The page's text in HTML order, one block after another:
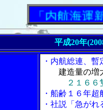
「内航海運新聞
平成20年
・内航総連、
建造量の増
２１６
・船齢１６年
・社説「急が